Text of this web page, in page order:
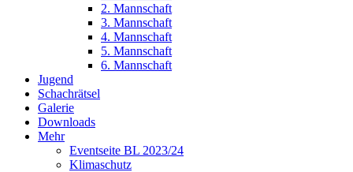
2. Mannschaft
3. Mannschaft
4. Mannschaft
5. Mannschaft
6. Mannschaft
Jugend
Schachrätsel
Galerie
Downloads
Mehr
Eventseite BL 2023/24
Klimaschutz